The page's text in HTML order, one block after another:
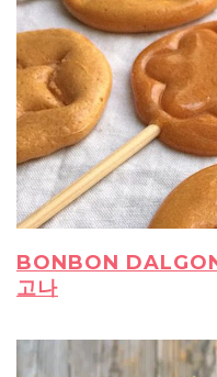
BONBON
고나